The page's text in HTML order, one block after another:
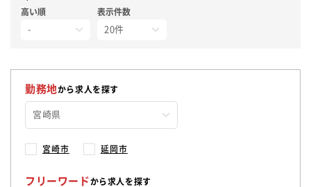
高い順 表示件数
勤務地から求人を探す
宮崎市 延岡市
フリーワードから求人を探す